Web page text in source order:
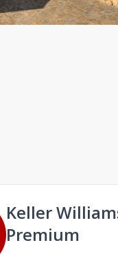
Keller
Premium